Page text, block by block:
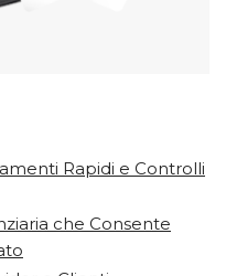
Rapidi e Controlli
che Consente